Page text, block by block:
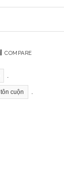
COMPARE
.
cuộn .